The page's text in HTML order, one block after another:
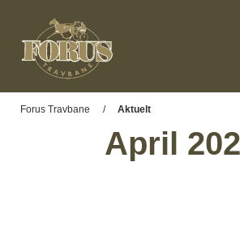
Forus Travbane Aktuelt
April